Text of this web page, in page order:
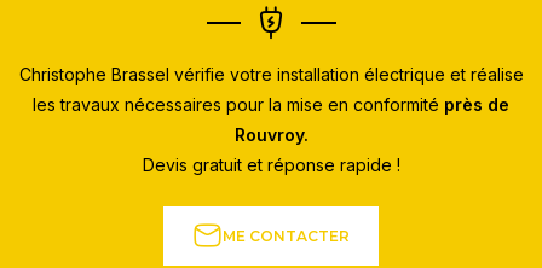
Christophe Brassel vérifie votre installation électrique et réalise
les travaux nécessaires pour la mise en conformité près de
Rouvroy.
Devis gratuit et réponse rapide !
ME CONTACTER